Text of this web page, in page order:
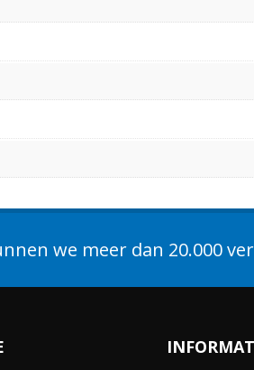
we meer dan 20.000